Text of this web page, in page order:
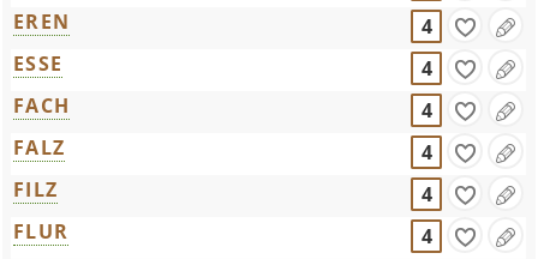
EREN
4
ESSE
4
FACH
4
FALZ
4
FILZ
4
FLUR
4